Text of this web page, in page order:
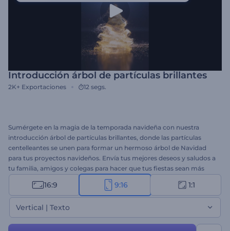
Introducción árbol de partículas brillantes
2K+ Exportaciones 12 segs.
Sumérgete en la magia de la temporada navideña con nuestra
introducción árbol de partículas brillantes, donde las partículas
centelleantes se unen para formar un hermoso árbol de Navidad
para tus proyectos navideños. Envía tus mejores deseos y saludos a
tu familia, amigos y colegas para hacer que tus fiestas sean más
brillantes y alegres. Escribe tus textos emotivos, carga tu logotipo y
añade música festiva de fondo para un mensaje de video navideño
único. Perfectamente adecuado para introducciones navideñas,
saludos en video, invitaciones a fiestas de Navidad y muchos otros
proyectos. ¡Pruébalo ahora!
16:9 9:16 1:1
Vertical | Texto